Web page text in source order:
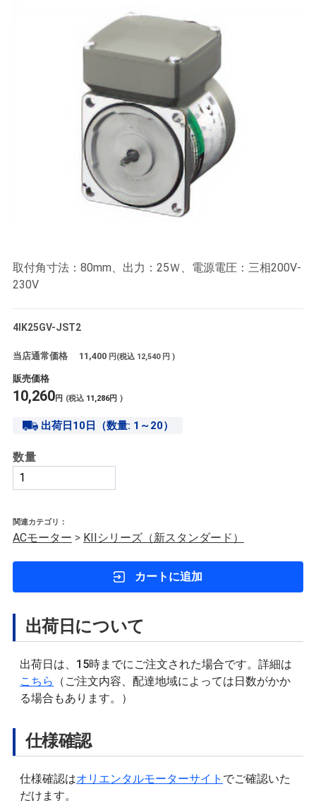
取付角寸法：80mm、出力：25Ｗ、電源電圧：三相200V-
230V
4IK25GV-JST2
当店通常価格 11,400 円(税込 12,540 円 )
販売価格
10,260円 (税込 11,286円 )
出荷日10日（数量: 1～20）
数量
関連カテゴリ：
ACモーター > KIIシリーズ（新スタンダード）
カートに追加
出荷日について
出荷日は、15時までにご注文された場合です。詳細は
こちら
（ご注文内容、配達地域によっては日数がかか
る場合もあります。）
仕様確認
仕様確認はオリエンタルモーターサイト でご確認いた
だけます。